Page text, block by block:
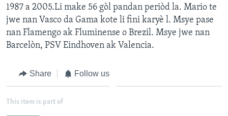
1987 a 2005.Li make 56 gòl pandan periòd la. Mario te
jwe nan Vasco da Gama kote li fini karyè l. Msye pase
nan Flamengo ak Fluminense o Brezil. Msye jwe nan
Barcelòn, PSV Eindhoven ak Valencia.
Share Follow us
This item is part of